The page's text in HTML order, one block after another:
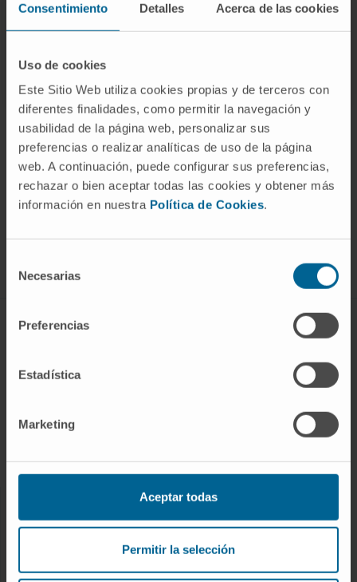
Consentimiento Detalles Acerca de las cookies
Uso de cookies
Este Sitio Web utiliza cookies propias y de terceros con
diferentes finalidades, como permitir la navegación y
usabilidad de la página web, personalizar sus
preferencias o realizar analíticas de uso de la página
web. A continuación, puede configurar sus preferencias,
rechazar o bien aceptar todas las cookies y obtener más
información en nuestra Política de Cookies.
Necesarias
Preferencias
Estadística
Marketing
Aceptar todas
Permitir la selección
¡Únete a nuestra comunidad!
ENFERMEDADES Y TRATAMIENTOS
Cuidados en casa
Chequeos y salud
NUESTROS PROFESIONALES
Conozca a los profesionales